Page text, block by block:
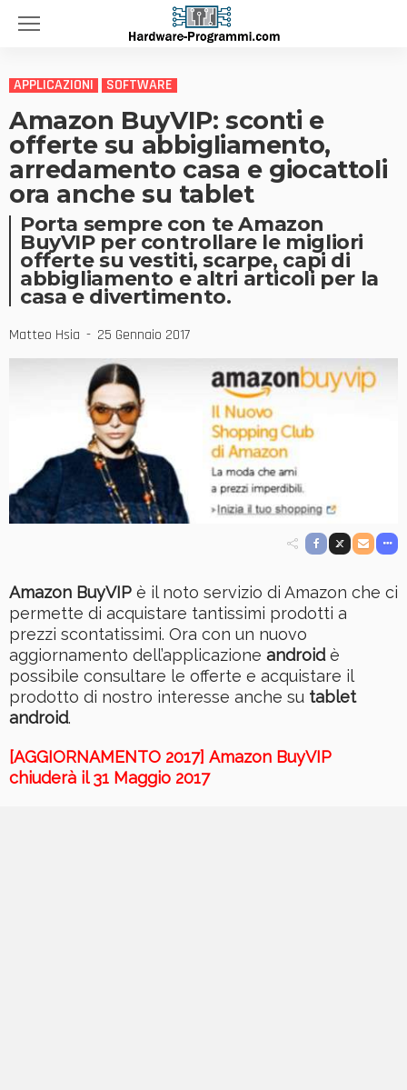
APPLICAZIONI SOFTWARE
Amazon BuyVIP: sconti e
offerte su abbigliamento,
arredamento casa e giocattoli
ora anche su tablet
Porta sempre con te Amazon
BuyVIP per controllare le migliori
offerte su vestiti, scarpe, capi di
abbigliamento e altri articoli per la
casa e divertimento.
Matteo Hsia 25 Gennaio 2017
Amazon BuyVIP è il noto servizio di Amazon che ci
permette di acquistare tantissimi prodotti a
prezzi scontatissimi. Ora con un nuovo
aggiornamento dell’applicazione androidè
possibile consultare le offerte e acquistare il
prodotto di nostro interesse anche su tablet
android.
[AGGIORNAMENTO 2017] Amazon BuyVIP
chiuderà il 31 Maggio 2017